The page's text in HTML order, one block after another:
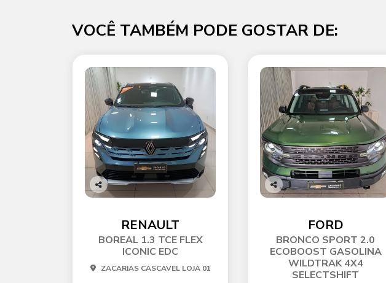
VOCÊ TAMBÉM PODE GOSTAR DE:
Co
RENAULT
BOREAL 1.3 TCE FLEX
ICONIC EDC
ZACARIAS CASCAVEL LOJA 01
Co
FORD
BRONCO SPORT 2.0
ECOBOOST GASOLINA
WILDTRAK 4X4
SELECTSHIFT